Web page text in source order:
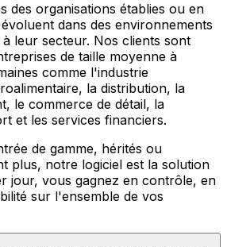
des organisations établies ou en
dans des environnements
leur secteur. Nos clients sont
de taille moyenne à
comme l'industrie
la distribution, la
le commerce de détail, la
et les services financiers.
de gamme, hérités ou
plus, notre logiciel est la solution
jour, vous gagnez en contrôle, en
sur l'ensemble de vos